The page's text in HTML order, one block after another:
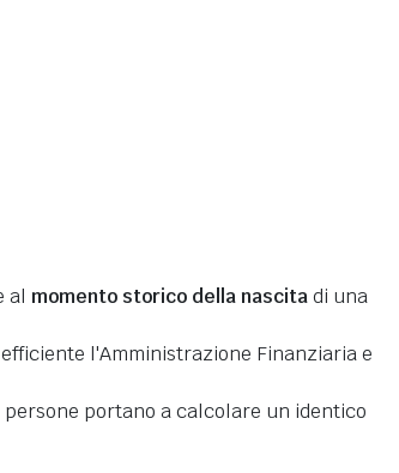
al momento storico della nascitadi una
l'Amministrazione Finanziaria e
portano a calcolare un identico